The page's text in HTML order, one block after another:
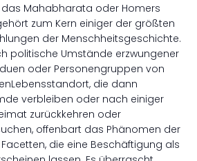
das Mahabharata oder Homers
zum Kern einiger der größten
der Menschheitsgeschichte.
politische Umstände erzwungener
oder Personengruppen von
die dann
verbleiben oder nach einiger
zurückkehren oder
offenbart das Phänomen der
Facetten, die eine Beschäftigung als